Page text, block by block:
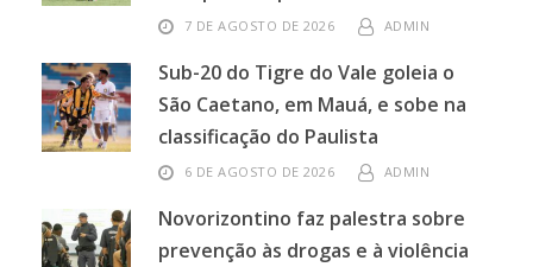
7 DE AGOSTO DE 2026 ADMIN
Sub-20 do Tigre do Vale goleia o
São Caetano, em Mauá, e sobe na
classificação do Paulista
6 DE AGOSTO DE 2026 ADMIN
Novorizontino faz palestra sobre
prevenção às drogas e à violência